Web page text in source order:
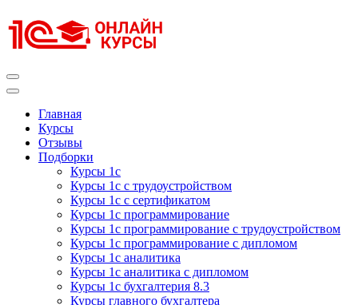
к
содержимому
Главная
Курсы
Отзывы
Подборки
Курсы 1с
Курсы 1с с трудоустройством
Курсы 1с с сертификатом
Курсы 1с программирование
Курсы 1с программирование с трудоустройством
Курсы 1с программирование с дипломом
Курсы 1с аналитика
Курсы 1с аналитика с дипломом
Курсы 1с бухгалтерия 8.3
Курсы главного бухгалтера